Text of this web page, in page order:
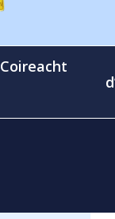
Coireacht